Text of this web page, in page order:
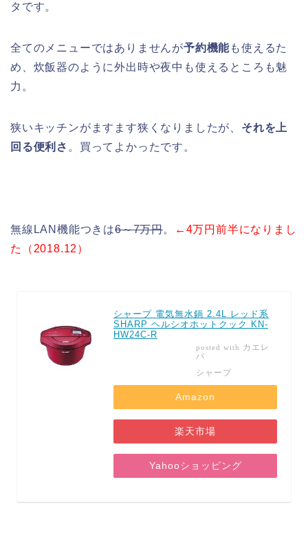
タです。
全てのメニューではありませんが予約機能も使えるた
め、炊飯器のように外出時や夜中も使えるところも魅
力。
狭いキッチンがますます狭くなりましたが、 それを上
回る便利さ 。買ってよかったです。
無線LAN機能つきは6～7万円。
←4万円前半になりまし
た（2018.12）
シャープ 電気無水鍋 2.4L レッド系
SHARP ヘルシオホットクック KN-
HW24C-R
posted with カエレ
バ
シャープ
Amazon
楽天市場
Yahooショッピング